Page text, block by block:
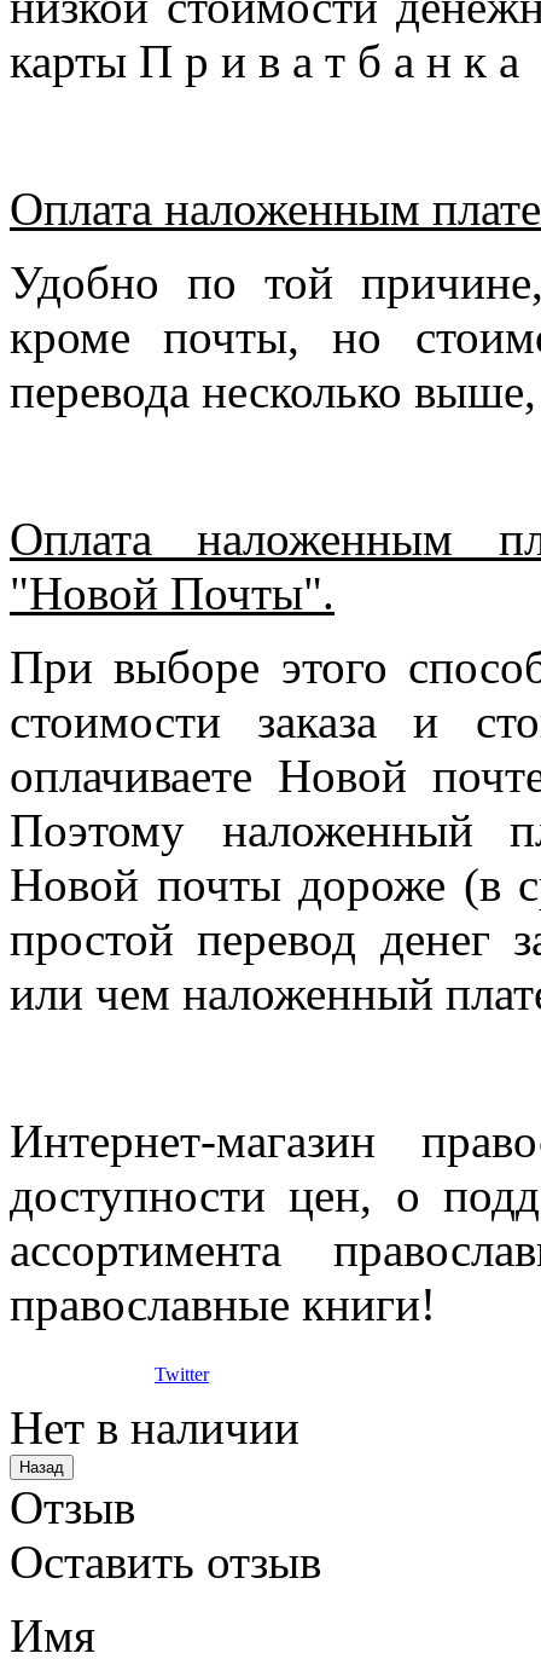
карты П р и в а т б а н к
Оплата наложенным
Удобно по той
кроме почты, но
перевода несколько
Оплата наложенным
"Новой Почты".
При выборе этого
стоимости заказа и
оплачиваете Новой
Поэтому наложенный
Новой почты дороже (в
простой перевод денег
или чем наложенный
Интернет-магазин
доступности цен, о
ассортимента
православные книги!
Twitter
Нет в наличии
Отзыв
Оставить отзыв
Имя